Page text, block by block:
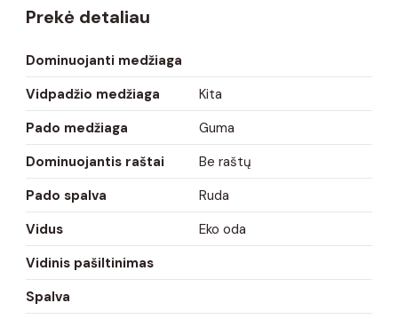
Prekė detaliau
Dominuojanti medžiaga
Vidpadžio medžiaga
Kita
Pado medžiaga
Guma
Dominuojantis raštai
Be raštų
Pado spalva
Ruda
Vidus
Eko oda
Vidinis pašiltinimas
Spalva